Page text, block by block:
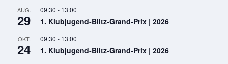
AUG.
29
09:30 - 13:00
1. Klubjugend-Blitz-Grand-Prix | 2026
OKT.
24
09:30 - 13:00
1. Klubjugend-Blitz-Grand-Prix | 2026